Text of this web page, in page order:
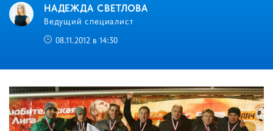
НАДЕЖДА СВЕТЛОВА
Ведущий специалист
08.11.2012 в 14:30